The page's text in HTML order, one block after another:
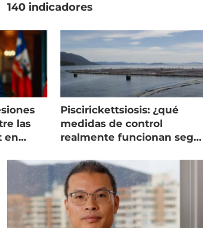
140 indicadores
las
en
Piscirickettsiosis: ¿qué
medidas de control
realmente funcionan según